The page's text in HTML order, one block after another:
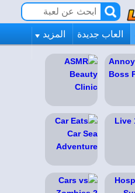
العاب جديدة المزيد